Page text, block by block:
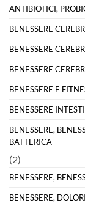
ANTIBIOTICI,
BENESSERE
BENESSERE
BENESSERE
BENESSERE E
BENESSERE
BENESSERE,
BATTERICA
(2)
BENESSERE,
BENESSERE,